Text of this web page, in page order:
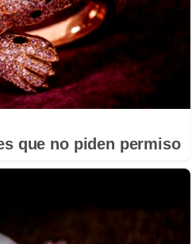
que no piden permiso